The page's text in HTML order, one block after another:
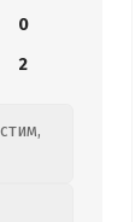
0
2